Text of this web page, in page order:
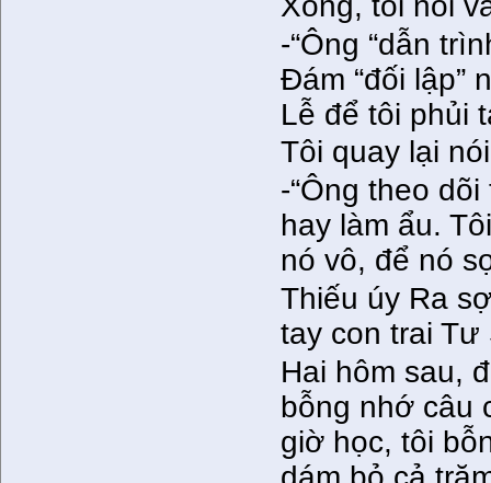
-“Ông “dẫn
Đám “đối lập”
Lễ để tôi phủi
Tôi quay lại
-“Ông theo
hay làm ẩu.
nó vô, để nó
Thiếu úy Ra
tay con trai Tư
Hai hôm sau,
bỗng nhớ câu
giờ học, tôi